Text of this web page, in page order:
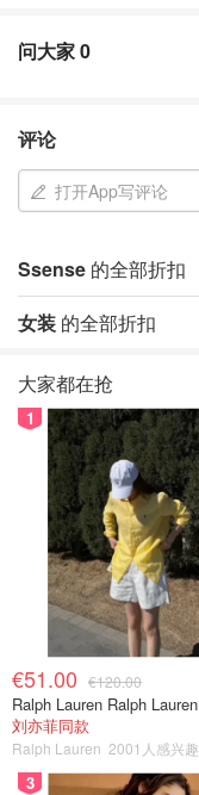
问大家0
评论
打开App写评论
Ssense 的全部折扣
女装 的全部折扣
大家都在抢
1
€51.00 €120.00
刘亦菲同款
Ralph Lauren 2001人感兴趣
3